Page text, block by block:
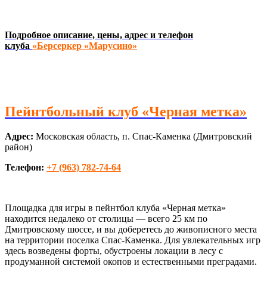
Подробное описание, цены, адрес и телефон
клуба «Берсеркер «Марусино»
Пейнтбольный клуб «Черная метка»
Адрес: Московская область, п. Спас-Каменка (Дмитровский
район)
Телефон: +7 (963) 782-74-64
Площадка для игры в пейнтбол клуба «Черная метка»
находится недалеко от столицы — всего 25 км по
Дмитровскому шоссе, и вы доберетесь до живописного места
на территории поселка Спас-Каменка. Для увлекательных игр
здесь возведены форты, обустроены локации в лесу с
продуманной системой окопов и естественными преградами.